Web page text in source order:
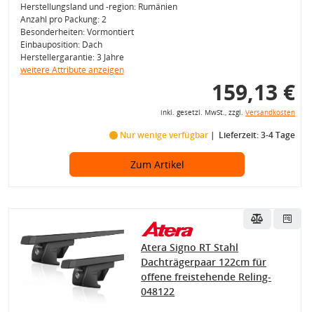
Herstellungsland und -region: Rumänien
Anzahl pro Packung: 2
Besonderheiten: Vormontiert
Einbauposition: Dach
Herstellergarantie: 3 Jahre
weitere Attribute anzeigen
159,13 €
inkl. gesetzl. MwSt., zzgl. Versandkosten
Nur wenige verfügbar Lieferzeit: 3-4 Tage
Zum Artikel
Atera Signo RT Stahl
Dachträgerpaar 122cm für
offene freistehende Reling-
048122